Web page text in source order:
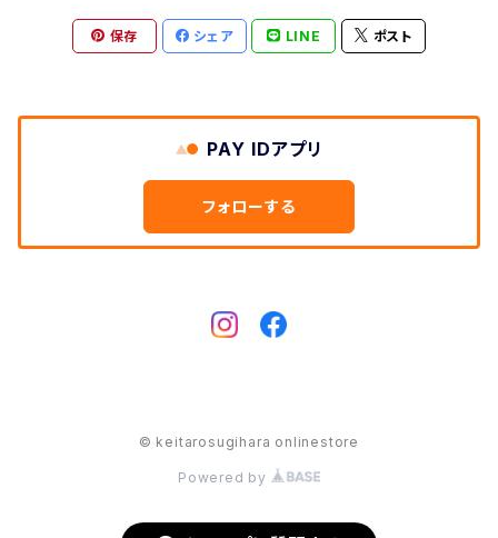
保存 シェア LINE ポスト
PAY IDアプリ
フォローする
© keitarosugihara onlinestore
Powered by